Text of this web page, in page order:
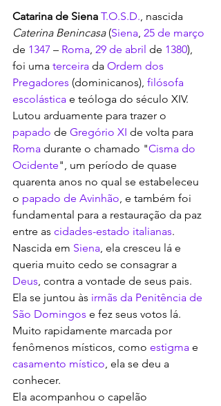
Catarina de Siena T.O.S.D., nascida
Caterina Benincasa (Siena, 25 de março
de 1347 – Roma, 29 de abril de 1380),
foi uma terceira da Ordem dos
Pregadores (dominicanos), filósofa
escolástica e teóloga do século XIV.
Lutou arduamente para trazer o
papado de Gregório XI de volta para
Roma durante o chamado "Cisma do
Ocidente", um período de quase
quarenta anos no qual se estabeleceu
o papado de Avinhão, e também foi
fundamental para a restauração da paz
entre as cidades-estado italianas.
Nascida em Siena, ela cresceu lá e
queria muito cedo se consagrar a
Deus, contra a vontade de seus pais.
Ela se juntou às irmãs da Penitência de
São Domingos e fez seus votos lá.
Muito rapidamente marcada por
fenômenos místicos, como estigma e
casamento místico, ela se deu a
conhecer.
Ela acompanhou o capelão